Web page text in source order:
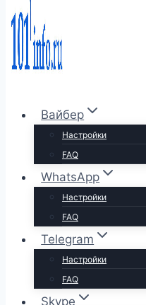
Вайбер
Настройки
FAQ
WhatsApp
Настройки
FAQ
Telegram
Настройки
FAQ
Skype